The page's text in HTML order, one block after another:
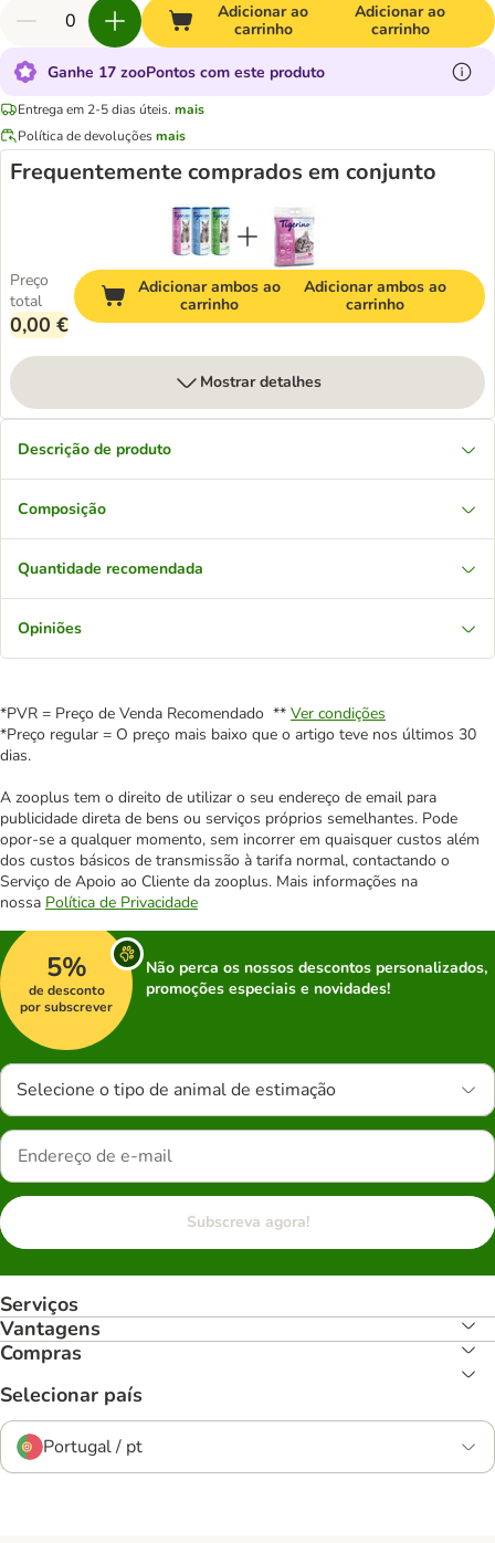
Adicionar ao
carrinho
Adicionar ao
carrinho
Ganhe 17 zooPontos com este produto
Entrega em 2-5 dias úteis. mais
Política de devoluçõesmais
Frequentemente comprados em conjunto
Preço
total
0,00 €
Adicionar ambos ao
carrinho
Adicionar ambos ao
carrinho
Mostrar detalhes
Descrição de produto
Composição
Quantidade recomendada
Opiniões
*PVR = Preço de Venda Recomendado ** Ver condições
*Preço regular = O preço mais baixo que o artigo teve nos últimos 30
dias.
A zooplus tem o direito de utilizar o seu endereço de email para
publicidade direta de bens ou serviços próprios semelhantes. Pode
opor-se a qualquer momento, sem incorrer em quaisquer custos além
dos custos básicos de transmissão à tarifa normal, contactando o
Serviço de Apoio ao Cliente da zooplus. Mais informações na
nossa Política de Privacidade
5%
de desconto
por subscrever
Não perca os nossos descontos personalizados,
promoções especiais e novidades!
Selecione o tipo de animal de estimação
Subscreva agora!
Serviços
Vantagens
Compras
Selecionar país
Portugal / pt